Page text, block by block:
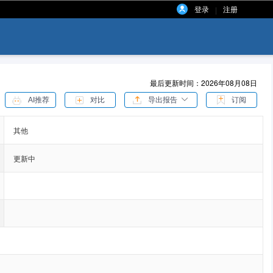
登录 | 注册
最后更新时间：2026年08月08日
AI推荐 对比 导出报告 订阅
其他
更新中